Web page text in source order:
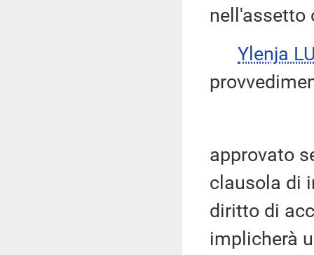
nell'assetto
Ylenja
approvato
clausola di
diritto di
implicherà